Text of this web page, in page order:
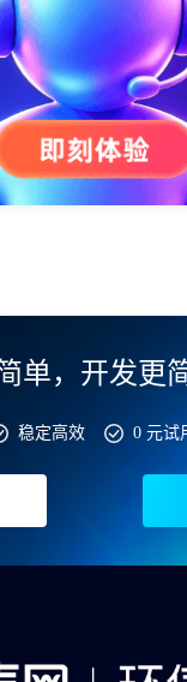
单，开发更
稳定高效 0 元试